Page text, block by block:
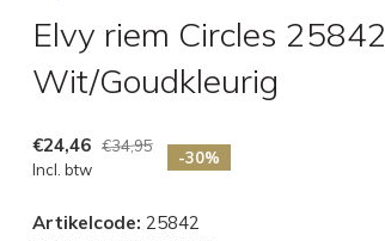
Elvy riem Circles 25842
Wit/Goudkleurig
€24,46 €34,95
Incl. btw
-30%
Artikelcode: 25842